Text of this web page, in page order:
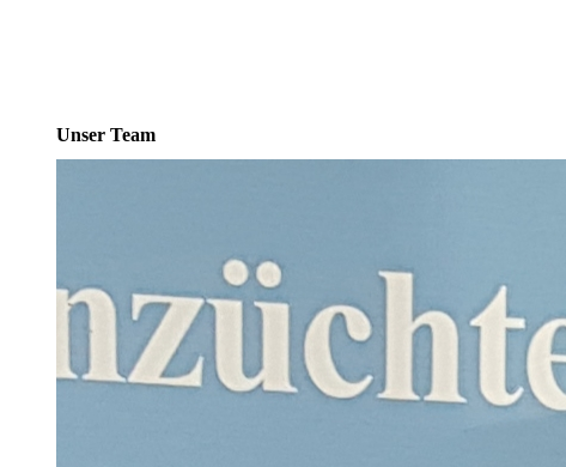
Unser Team